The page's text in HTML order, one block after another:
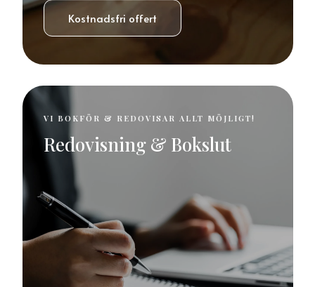
Kostnadsfri offert
VI BOKFÖR & REDOVISAR ALLT MÖJLIGT!
Redovisning & Bokslut